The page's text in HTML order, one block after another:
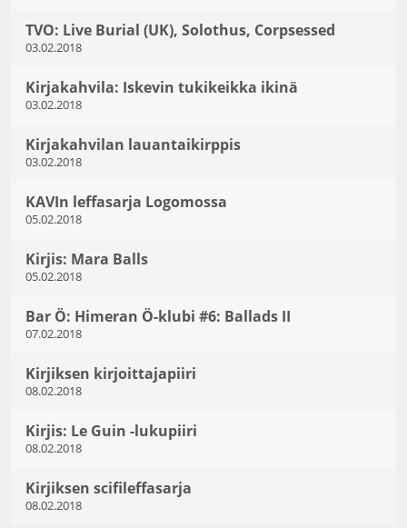
TVO: Live Burial (UK), Solothus, Corpsessed
03.02.2018
Kirjakahvila: Iskevin tukikeikka ikinä
03.02.2018
Kirjakahvilan lauantaikirppis
03.02.2018
KAVIn leffasarja Logomossa
05.02.2018
Kirjis: Mara Balls
05.02.2018
Bar Ö: Himeran Ö-klubi #6: Ballads II
07.02.2018
Kirjiksen kirjoittajapiiri
08.02.2018
Kirjis: Le Guin -lukupiiri
08.02.2018
Kirjiksen scifileffasarja
08.02.2018